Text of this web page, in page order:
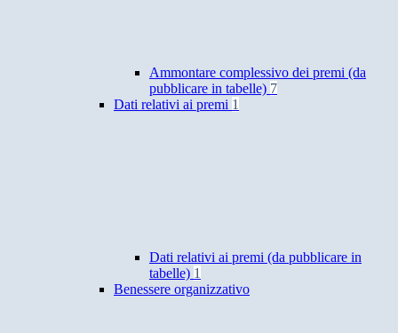
Ammontare complessivo dei premi (da
pubblicare in tabelle) 7
Dati relativi ai premi 1
Dati relativi ai premi (da pubblicare in
tabelle) 1
Benessere organizzativo